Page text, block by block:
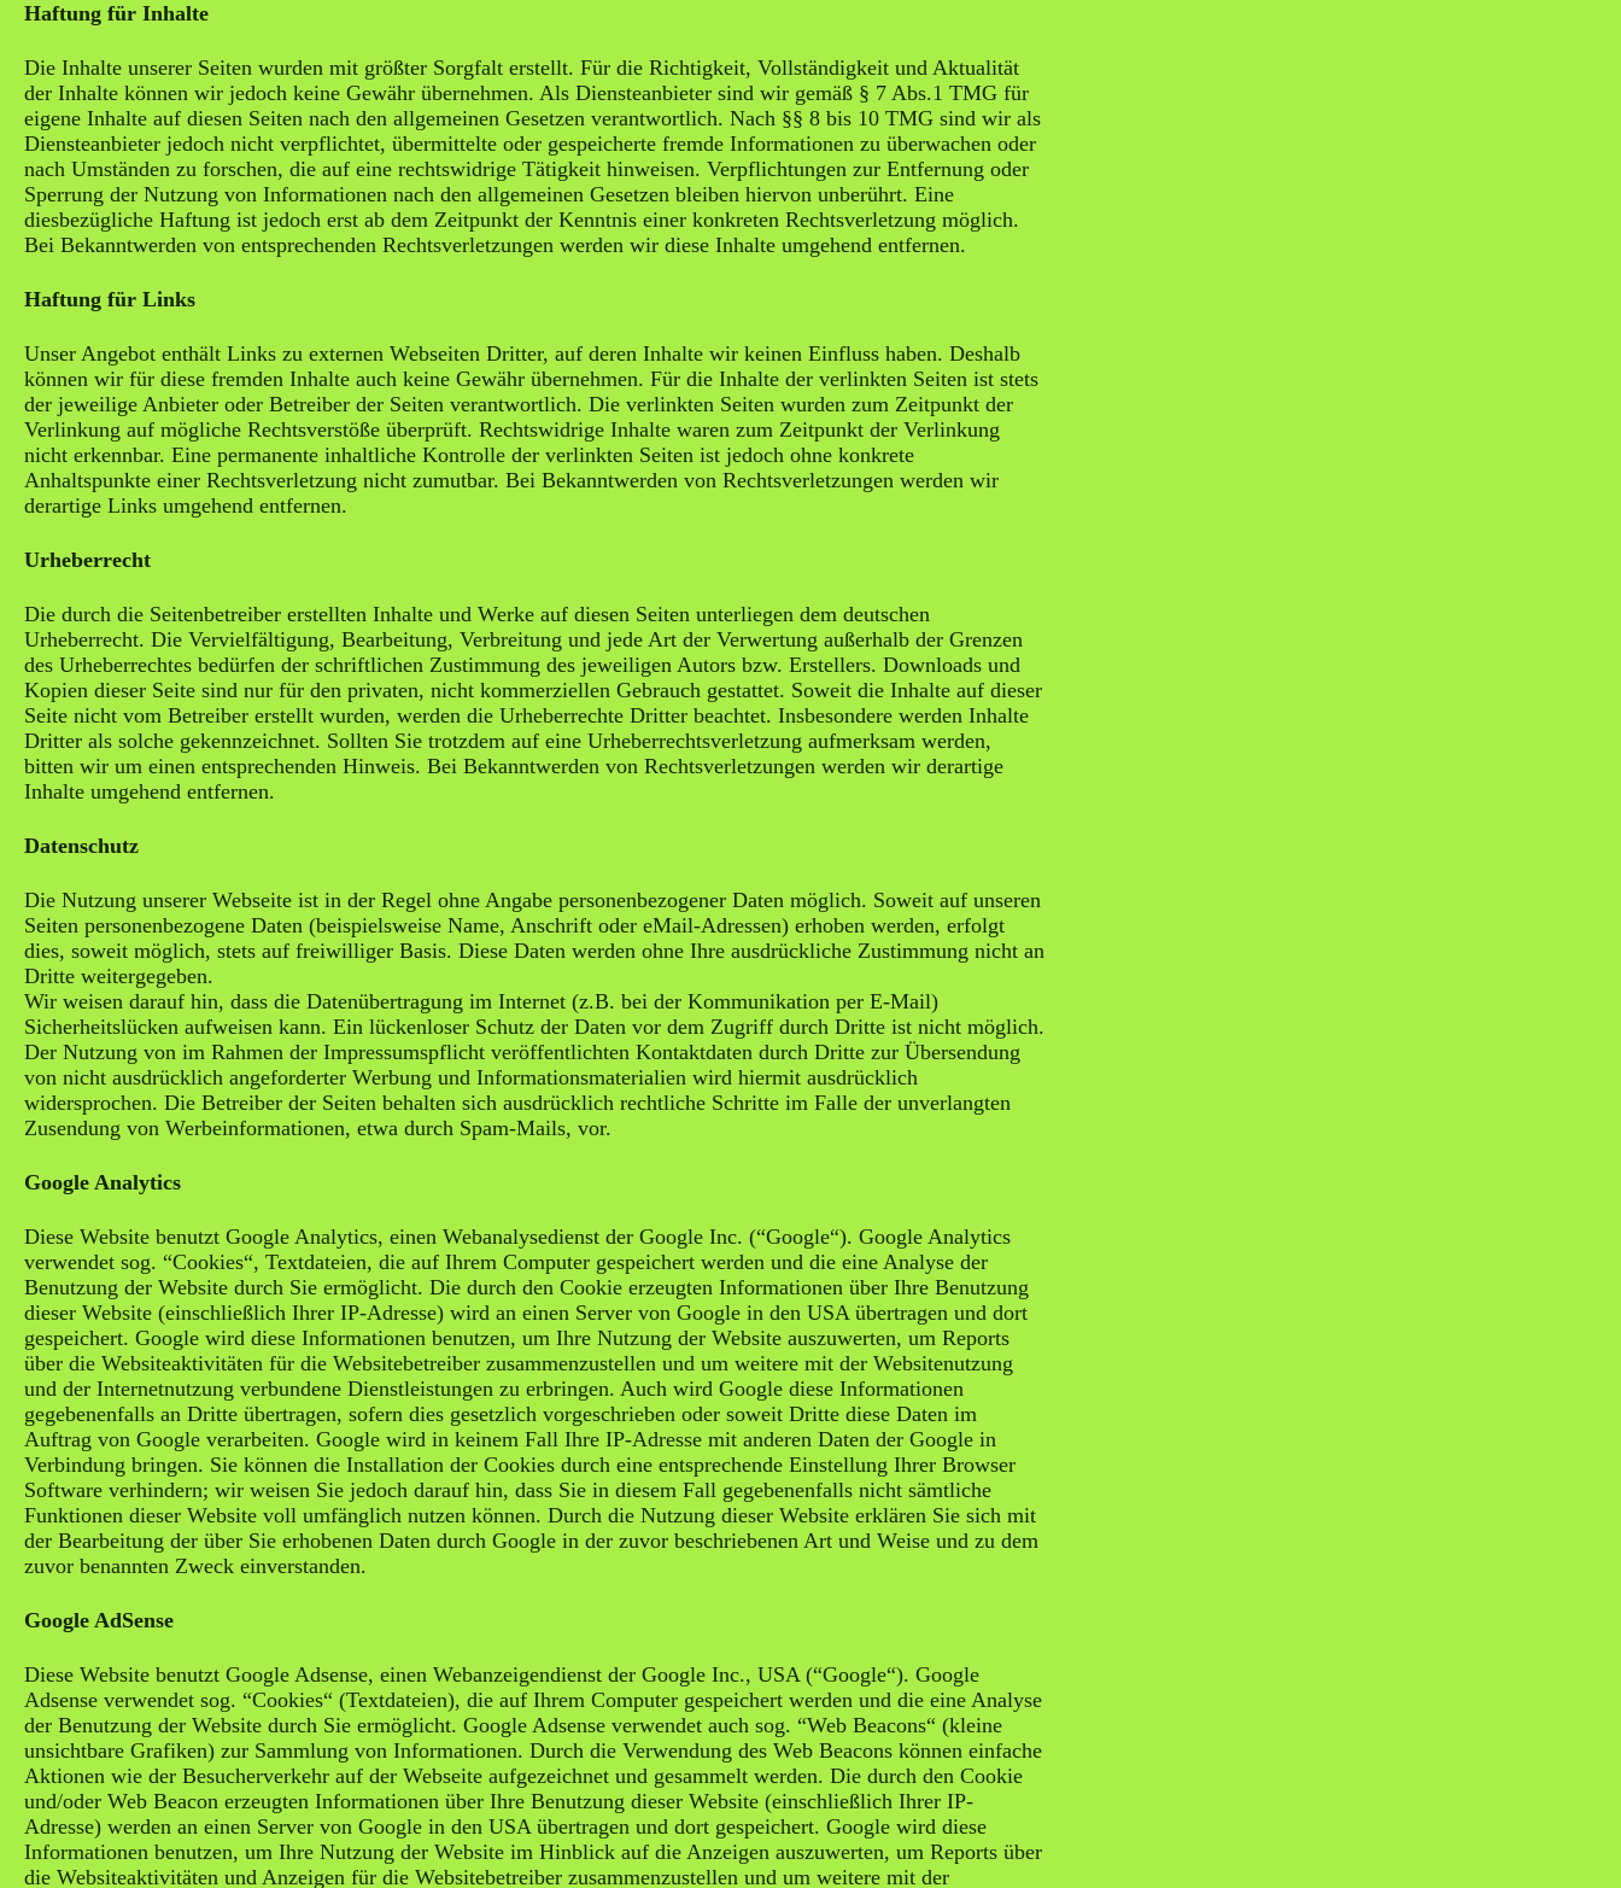
Haftung für Inhalte
Die Inhalte unserer Seiten wurden mit größter Sorgfalt erstellt. Für die Richtigkeit, Vollständigkeit und Aktualität
der Inhalte können wir jedoch keine Gewähr übernehmen. Als Diensteanbieter sind wir gemäß § 7 Abs.1 TMG für
eigene Inhalte auf diesen Seiten nach den allgemeinen Gesetzen verantwortlich. Nach §§ 8 bis 10 TMG sind wir als
Diensteanbieter jedoch nicht verpflichtet, übermittelte oder gespeicherte fremde Informationen zu überwachen oder
nach Umständen zu forschen, die auf eine rechtswidrige Tätigkeit hinweisen. Verpflichtungen zur Entfernung oder
Sperrung der Nutzung von Informationen nach den allgemeinen Gesetzen bleiben hiervon unberührt. Eine
diesbezügliche Haftung ist jedoch erst ab dem Zeitpunkt der Kenntnis einer konkreten Rechtsverletzung möglich.
Bei Bekanntwerden von entsprechenden Rechtsverletzungen werden wir diese Inhalte umgehend entfernen.
Haftung für Links
Unser Angebot enthält Links zu externen Webseiten Dritter, auf deren Inhalte wir keinen Einfluss haben. Deshalb
können wir für diese fremden Inhalte auch keine Gewähr übernehmen. Für die Inhalte der verlinkten Seiten ist stets
der jeweilige Anbieter oder Betreiber der Seiten verantwortlich. Die verlinkten Seiten wurden zum Zeitpunkt der
Verlinkung auf mögliche Rechtsverstöße überprüft. Rechtswidrige Inhalte waren zum Zeitpunkt der Verlinkung
nicht erkennbar. Eine permanente inhaltliche Kontrolle der verlinkten Seiten ist jedoch ohne konkrete
Anhaltspunkte einer Rechtsverletzung nicht zumutbar. Bei Bekanntwerden von Rechtsverletzungen werden wir
derartige Links umgehend entfernen.
Urheberrecht
Die durch die Seitenbetreiber erstellten Inhalte und Werke auf diesen Seiten unterliegen dem deutschen
Urheberrecht. Die Vervielfältigung, Bearbeitung, Verbreitung und jede Art der Verwertung außerhalb der Grenzen
des Urheberrechtes bedürfen der schriftlichen Zustimmung des jeweiligen Autors bzw. Erstellers. Downloads und
Kopien dieser Seite sind nur für den privaten, nicht kommerziellen Gebrauch gestattet. Soweit die Inhalte auf dieser
Seite nicht vom Betreiber erstellt wurden, werden die Urheberrechte Dritter beachtet. Insbesondere werden Inhalte
Dritter als solche gekennzeichnet. Sollten Sie trotzdem auf eine Urheberrechtsverletzung aufmerksam werden,
bitten wir um einen entsprechenden Hinweis. Bei Bekanntwerden von Rechtsverletzungen werden wir derartige
Inhalte umgehend entfernen.
Datenschutz
Die Nutzung unserer Webseite ist in der Regel ohne Angabe personenbezogener Daten möglich. Soweit auf unseren
Seiten personenbezogene Daten (beispielsweise Name, Anschrift oder eMail-Adressen) erhoben werden, erfolgt
dies, soweit möglich, stets auf freiwilliger Basis. Diese Daten werden ohne Ihre ausdrückliche Zustimmung nicht an
Dritte weitergegeben.
Wir weisen darauf hin, dass die Datenübertragung im Internet (z.B. bei der Kommunikation per E-Mail)
Sicherheitslücken aufweisen kann. Ein lückenloser Schutz der Daten vor dem Zugriff durch Dritte ist nicht möglich.
Der Nutzung von im Rahmen der Impressumspflicht veröffentlichten Kontaktdaten durch Dritte zur Übersendung
von nicht ausdrücklich angeforderter Werbung und Informationsmaterialien wird hiermit ausdrücklich
widersprochen. Die Betreiber der Seiten behalten sich ausdrücklich rechtliche Schritte im Falle der unverlangten
Zusendung von Werbeinformationen, etwa durch Spam-Mails, vor.
Google Analytics
Diese Website benutzt Google Analytics, einen Webanalysedienst der Google Inc. (“Google“). Google Analytics
verwendet sog. “Cookies“, Textdateien, die auf Ihrem Computer gespeichert werden und die eine Analyse der
Benutzung der Website durch Sie ermöglicht. Die durch den Cookie erzeugten Informationen über Ihre Benutzung
dieser Website (einschließlich Ihrer IP-Adresse) wird an einen Server von Google in den USA übertragen und dort
gespeichert. Google wird diese Informationen benutzen, um Ihre Nutzung der Website auszuwerten, um Reports
über die Websiteaktivitäten für die Websitebetreiber zusammenzustellen und um weitere mit der Websitenutzung
und der Internetnutzung verbundene Dienstleistungen zu erbringen. Auch wird Google diese Informationen
gegebenenfalls an Dritte übertragen, sofern dies gesetzlich vorgeschrieben oder soweit Dritte diese Daten im
Auftrag von Google verarbeiten. Google wird in keinem Fall Ihre IP-Adresse mit anderen Daten der Google in
Verbindung bringen. Sie können die Installation der Cookies durch eine entsprechende Einstellung Ihrer Browser
Software verhindern; wir weisen Sie jedoch darauf hin, dass Sie in diesem Fall gegebenenfalls nicht sämtliche
Funktionen dieser Website voll umfänglich nutzen können. Durch die Nutzung dieser Website erklären Sie sich mit
der Bearbeitung der über Sie erhobenen Daten durch Google in der zuvor beschriebenen Art und Weise und zu dem
zuvor benannten Zweck einverstanden.
Google AdSense
Diese Website benutzt Google Adsense, einen Webanzeigendienst der Google Inc., USA (“Google“). Google
Adsense verwendet sog. “Cookies“ (Textdateien), die auf Ihrem Computer gespeichert werden und die eine Analyse
der Benutzung der Website durch Sie ermöglicht. Google Adsense verwendet auch sog. “Web Beacons“ (kleine
unsichtbare Grafiken) zur Sammlung von Informationen. Durch die Verwendung des Web Beacons können einfache
Aktionen wie der Besucherverkehr auf der Webseite aufgezeichnet und gesammelt werden. Die durch den Cookie
und/oder Web Beacon erzeugten Informationen über Ihre Benutzung dieser Website (einschließlich Ihrer IP-
Adresse) werden an einen Server von Google in den USA übertragen und dort gespeichert. Google wird diese
Informationen benutzen, um Ihre Nutzung der Website im Hinblick auf die Anzeigen auszuwerten, um Reports über
die Websiteaktivitäten und Anzeigen für die Websitebetreiber zusammenzustellen und um weitere mit der